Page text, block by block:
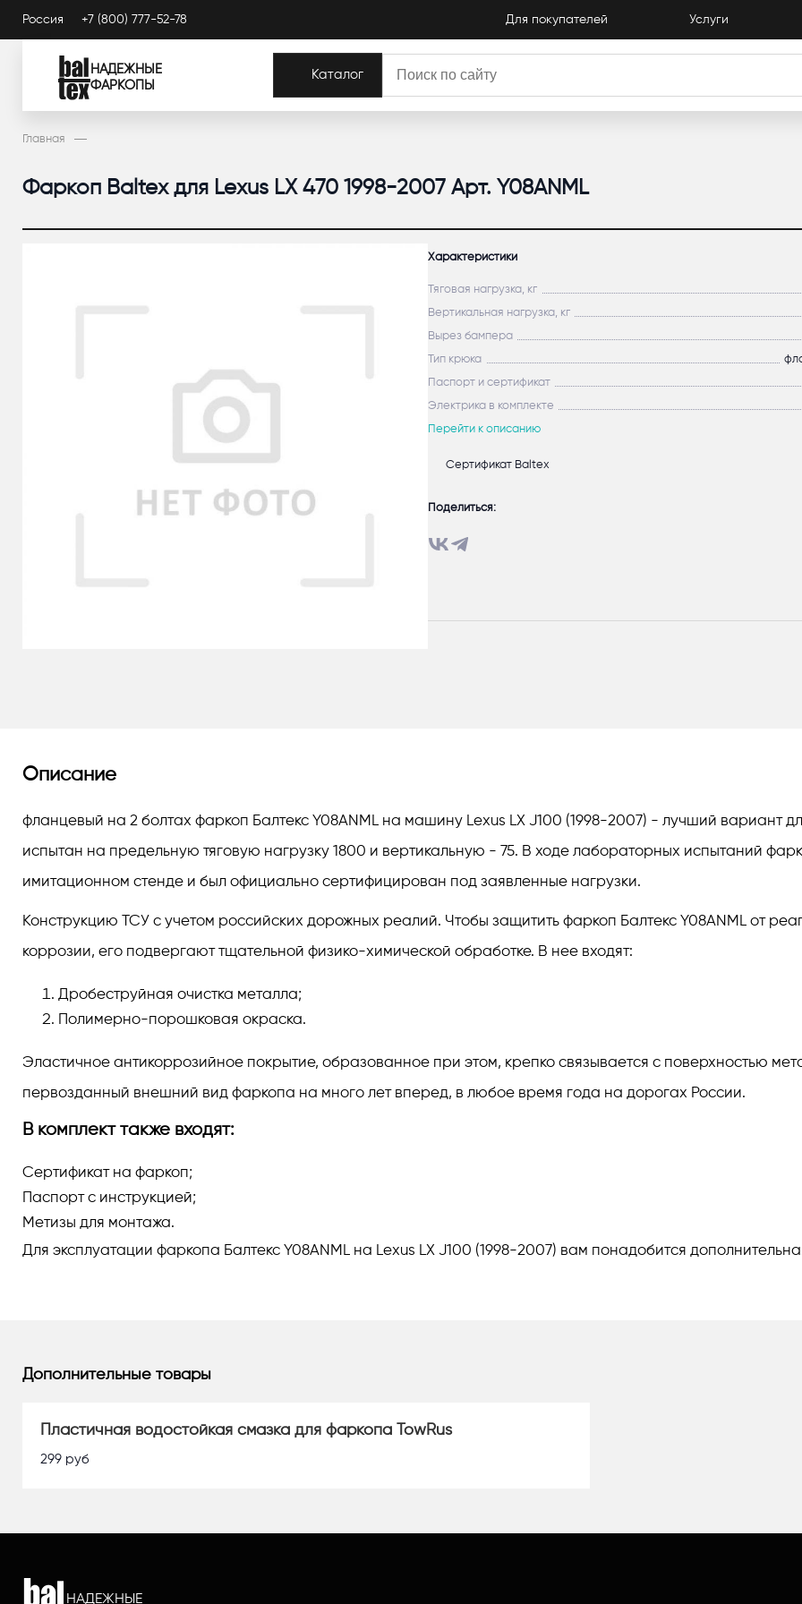
Россия +7 (800) 777-52-78 Для покупателей Услуги
НАДЕЖНЫЕ
ФАРКОПЫ
Каталог
Главная
Фаркоп Baltex для Lexus LX 470 1998-2007 Арт. Y08ANML
Характеристики
Тяговая нагрузка, кг
Вертикальная нагрузка, кг
Вырез бампера
Тип крюка
Паспорт и сертификат
Электрика в комплекте
Перейти к описанию
Сертификат Baltex
Поделиться:
Описание
фланцевый на 2 болтах фаркоп Балтекс Y08ANML на машину Lexus LX J100 (1998-2007) - лучший вариант
испытан на предельную тяговую нагрузку 1800 и вертикальную - 75. В ходе лабораторных испытаний
имитационном стенде и был официально сертифицирован под заявленные нагрузки.
Конструкцию ТСУ с учетом российских дорожных реалий. Чтобы защитить фаркоп Балтекс Y08ANML от
коррозии, его подвергают тщательной физико-химической обработке. В нее входят:
Дробеструйная очистка металла;
Полимерно-порошковая окраска.
Эластичное антикоррозийное покрытие, образованное при этом, крепко связывается с поверхностью
первозданный внешний вид фаркопа на много лет вперед, в любое время года на дорогах России.
В комплект также входят:
Сертификат на фаркоп;
Паспорт с инструкцией;
Метизы для монтажа.
Для эксплуатации фаркопа Балтекс Y08ANML на Lexus LX J100 (1998-2007) вам понадобится
Дополнительные товары
Пластичная водостойкая смазка для фаркопа TowRus
299 руб
НАДЕЖНЫЕ